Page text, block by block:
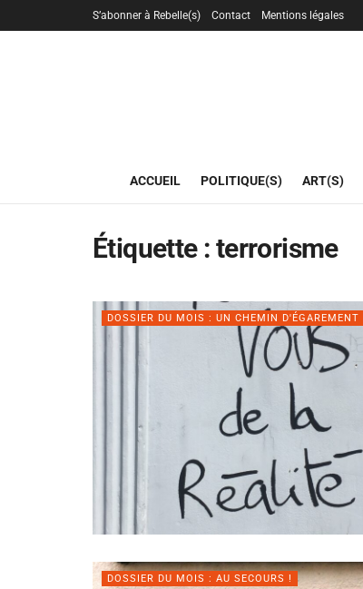
S’abonner à Rebelle(s) Contact Mentions légales
ACCUEIL POLITIQUE(S) ART(S)
Étiquette : terrorisme
DOSSIER DU MOIS : UN CHEMIN D'ÉGAREMENT
DOSSIER DU MOIS : AU SECOURS !